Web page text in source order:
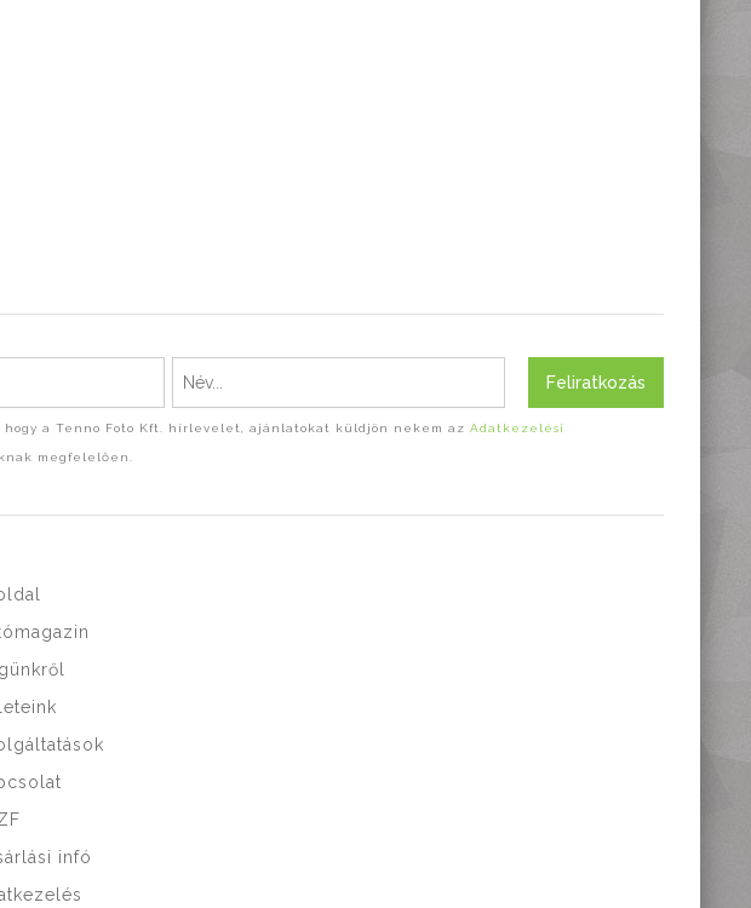
Feliratkozás
hogy a Tenno Foto Kft. hírlevelet, ajánlatokat küldjön nekem azAdatkezelési
megfelelően.
infó